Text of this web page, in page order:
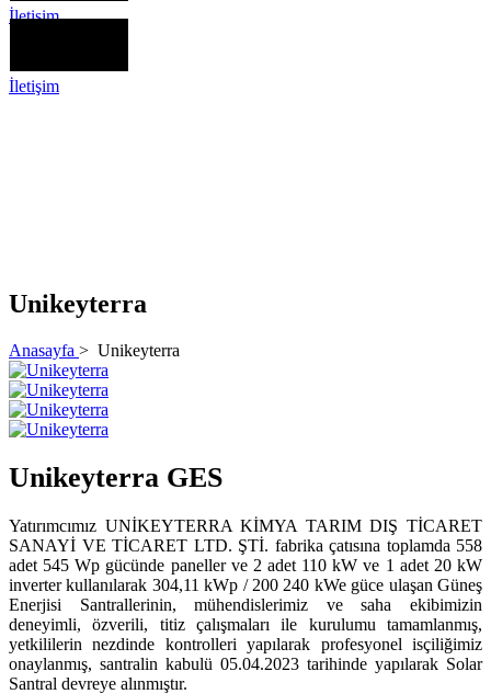
İletişim
İletişim
Unikeyterra
Anasayfa > Unikeyterra
Unikeyterra GES
Yatırımcımız UNİKEYTERRA KİMYA TARIM DIŞ TİCARET
SANAYİ VE TİCARET LTD. ŞTİ. fabrika çatısına toplamda 558
adet 545 Wp gücünde paneller ve 2 adet 110 kW ve 1 adet 20 kW
inverter kullanılarak 304,11 kWp / 200 240 kWe güce ulaşan Güneş
Enerjisi Santrallerinin, mühendislerimiz ve saha ekibimizin
deneyimli, özverili, titiz çalışmaları ile kurulumu tamamlanmış,
yetkililerin nezdinde kontrolleri yapılarak profesyonel isçiliğimiz
onaylanmış, santralin kabulü 05.04.2023 tarihinde yapılarak Solar
Santral devreye alınmıştır.